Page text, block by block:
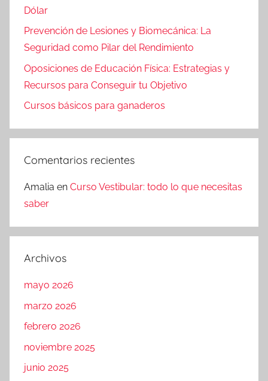
Dólar
Prevención de Lesiones y Biomecánica: La
Seguridad como Pilar del Rendimiento
Oposiciones de Educación Física: Estrategias y
Recursos para Conseguir tu Objetivo
Cursos básicos para ganaderos
Comentarios recientes
Amalia en Curso Vestibular: todo lo que necesitas
saber
Archivos
mayo 2026
marzo 2026
febrero 2026
noviembre 2025
junio 2025